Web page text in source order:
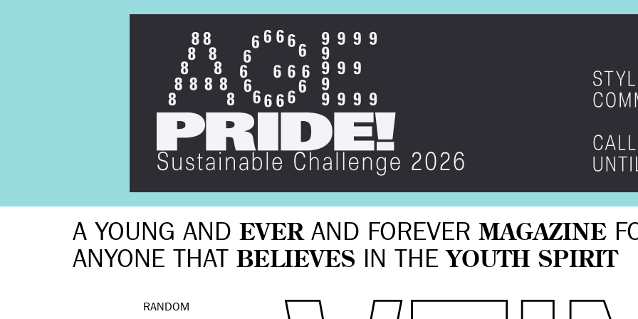
A YOUNG AND EVERAND FOREVER MAGAZINE
ANYONE THAT BELIEVES IN THE YOUTH SPIRIT
RANDOM